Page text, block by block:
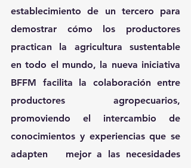
establecimiento de un tercero para
demostrar cómo los productores
practican la agricultura sustentable
en todo el mundo, la nueva iniciativa
BFFM facilita la colaboración entre
productores agropecuarios,
promoviendo el intercambio de
conocimientos y experiencias que se
adapten   mejor a las necesidades